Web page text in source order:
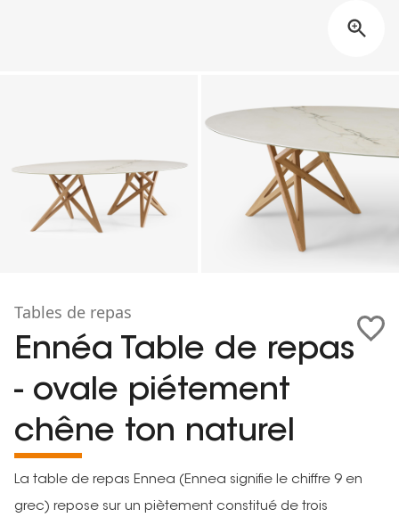
Tables de repas
Ennéa Table de repas
- ovale piétement
chêne ton naturel
La table de repas Ennea (Ennea signifie le chiffre 9 en
grec) repose sur un piètement constitué de trois